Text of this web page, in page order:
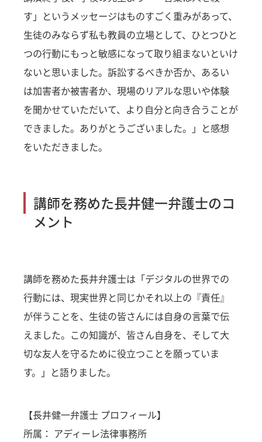
す」というメッセージはものすごく重みがあって、
生徒のみならず私も教員の立場として、ひとつひと
つの行動にもっと敏感になって取り組まないといけ
ないと思いました。訴訟するべきか否か、あるい
は加害者か被害者か、現場のリアルな思いや体験
を聞かせていただいて、より自分と向き合うことが
できました。ありがとうございました。」と感想
をいただきました。
講師を務めた長井健一弁護士のコ
メント
講師を務めた長井弁護士は「デジタルの世界での
行動には、現実世界と同じかそれ以上の『責任』
が伴うことを、生徒の皆さんには自身の言葉で伝
えました。この知識が、皆さん自身を、そして大
切な友人を守るために役立つことを願っていま
す。」と語りました。
【長井健一弁護士 プロフィール】
所属： アディーレ法律事務所